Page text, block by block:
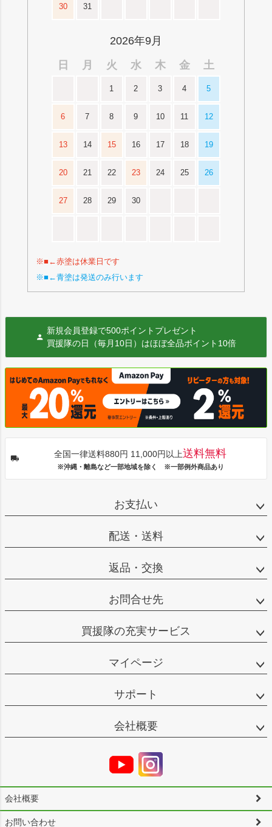
30 31
2026年9月
日
月 火 水 木 金 土
1 2 3 4 5
6 7 8 9 10 11 12
13 14 15 16 17 18 19
20 21 22 23 24 25 26
27 28 29 30
※■←赤塗は休業日です
※■←青塗は発送のみ行います
新規会員登録で500ポイントプレゼント
買援隊の日（毎月10日）はほぼ全品ポイント10倍
全国一律送料880円 11,000円以上送料無料
※沖縄・離島など一部地域を除く ※一部例外商品あり
お支払い
配送・送料
返品・交換
お問合せ先
買援隊の充実サービス
マイページ
サポート
会社概要
会社概要
お問い合わせ